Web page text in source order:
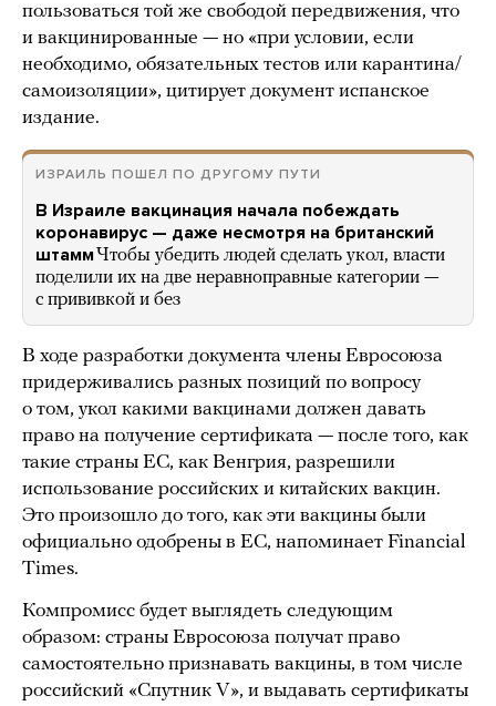
пользоваться той же свободой передвижения, что
и вакцинированные — но «при условии, если
необходимо, обязательных тестов или карантина/
самоизоляции», цитирует документ испанское
издание.
ИЗРАИЛЬ ПОШЕЛ ПО ДРУГОМУ ПУТИ
В Израиле вакцинация начала побеждать
коронавирус — даже несмотря на британский
штаммЧтобы убедить людей сделать укол, власти
поделили их на две неравноправные категории —
с прививкой и без
В ходе разработки документа члены Евросоюза
придерживались разных позиций по вопросу
о том, укол какими вакцинами должен давать
право на получение сертификата — после того, как
такие страны ЕС, как Венгрия, разрешили
использование российских и китайских вакцин.
Это произошло до того, как эти вакцины были
официально одобрены в ЕС, напоминает Financial
Times.
Компромисс будет выглядеть следующим
образом: страны Евросоюза получат право
самостоятельно признавать вакцины, в том числе
российский «Спутник V», и выдавать сертификаты